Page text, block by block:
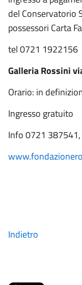
del Conservatorio
possessori Carta
tel 0721 1922156
Galleria Rossini
Orario: in
Ingresso gratuito
Info 0721 387541,
Indietro